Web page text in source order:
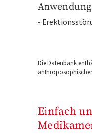
-
Die Datenbank
Einfach